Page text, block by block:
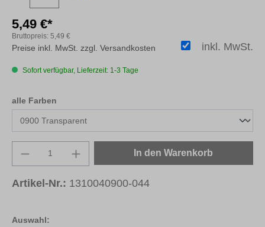
Auswahl:
5,49 €*
Bruttopreis: 5,49 €
inkl. MwSt.
Preise inkl. MwSt. zzgl. Versandkosten
Sofort verfügbar, Lieferzeit: 1-3 Tage
alle Farben
Produkt Anzahl: Gib den gewünschten
In den Warenkorb
Artikel-Nr.: 1310040900-044